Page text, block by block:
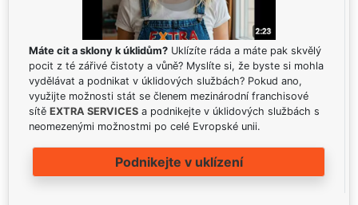
Máte cit a sklony k úklidům? Uklízíte ráda a máte pak skvělý
pocit z té zářivé čistoty a vůně? Myslíte si, že byste si mohla
vydělávat a podnikat v úklidových službách? Pokud ano,
využijte možnosti stát se členem mezinárodní franchisové
sítě EXTRA SERVICES a podnikejte v úklidových službách s
neomezenými možnostmi po celé Evropské unii.
Podnikejte v uklízení